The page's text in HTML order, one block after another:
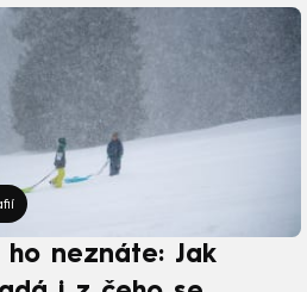
ho neznáte: Jak